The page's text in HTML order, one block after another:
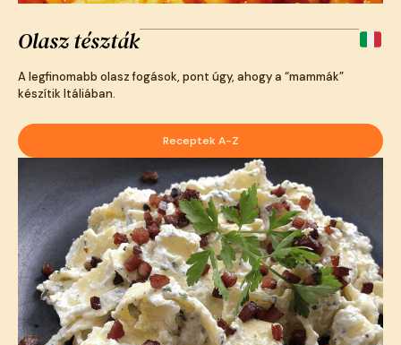
Olasz tészták
A legfinomabb olasz fogások, pont úgy, ahogy a “mammák”
készítik Itáliában.
Receptek A-Z